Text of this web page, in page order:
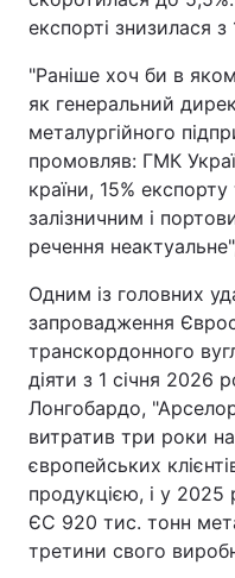
експорті знизилася з
"Раніше хоч би в
як генеральний
металургійного
промовляв: ГМК
країни, 15%
залізничним і
речення
Одним із головних
запровадження
транскордонного
діяти з 1 січня 2026
Лонгобардо,
витратив три роки
європейських
продукцією, і у 2025
ЄС 920 тис. тонн
третини свого